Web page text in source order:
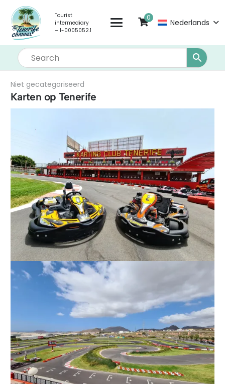
Tourist
intermediary
– I-0005052.1
0
Nederlands
Niet gecategoriseerd
Karten op Tenerife